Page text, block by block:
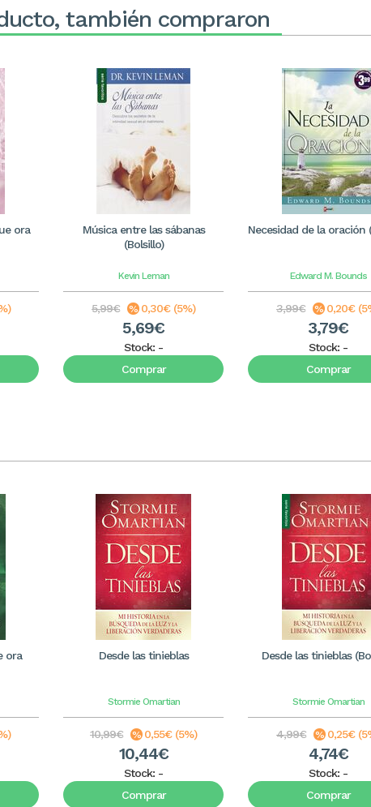
también compraron
ora
Música entre las sábanas
(Bolsillo)
Kevin Leman
5,99€ 0,30€ (5%)
5,69€
Stock: -
Comprar
Necesidad de la oración
Edward M. Bounds
3,99€ 0,20€
3,79€
Stock: -
Comprar
ora
Desde las tinieblas
Stormie Omartian
10,99€ 0,55€ (5%)
10,44€
Stock: -
Comprar
Desde las tinieblas
Stormie Omartian
4,99€ 0,25€
4,74€
Stock: -
Comprar